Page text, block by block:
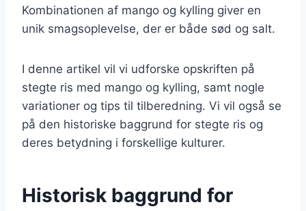
Kombinationen af mango og kylling giver en
unik smagsoplevelse, der er både sød og salt.
I denne artikel vil vi udforske opskriften på
stegte ris med mango og kylling, samt nogle
variationer og tips til tilberedning. Vi vil også se
på den historiske baggrund for stegte ris og
deres betydning i forskellige kulturer.
Historisk baggrund for